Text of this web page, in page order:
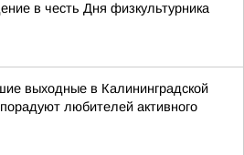
в честь Дня физкультурника
выходные в Калининградской
любителей активного